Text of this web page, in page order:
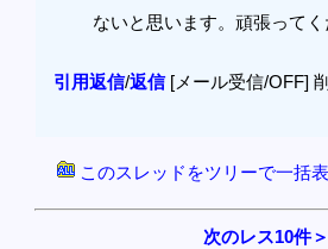
ないと思います。頑張ってく
引用返信/返信[メール受信/OFF]
このスレッドをツリーで一括
次のレス10件＞